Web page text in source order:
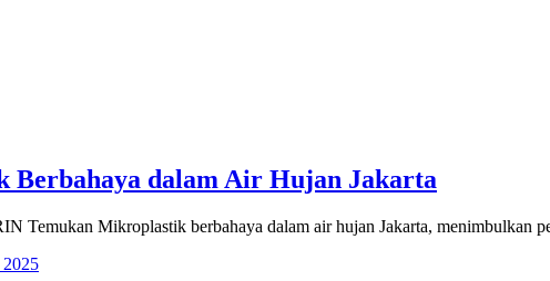
Berbahaya dalam Air Hujan Jakarta
Temukan Mikroplastik berbahaya dalam air hujan Jakarta, menimbulkan